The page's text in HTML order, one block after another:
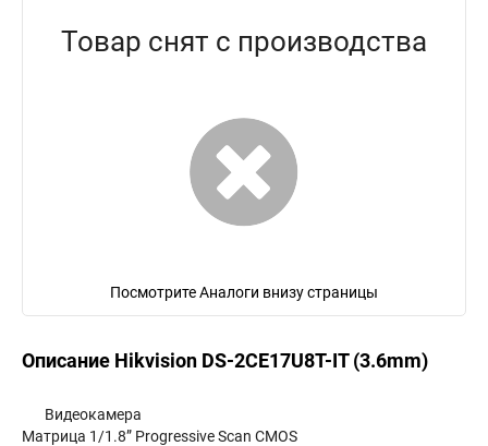
Товар снят с производства
Посмотрите Аналоги внизу страницы
Описание Hikvision DS-2CE17U8T-IT (3.6mm)
Видеокамера
Матрица 1/1.8” Progressive Scan CMOS